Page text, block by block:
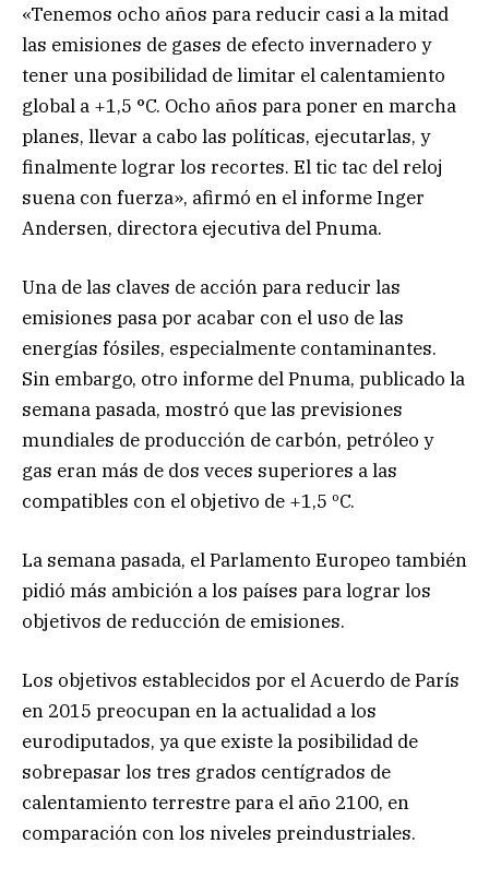
«Tenemos ocho años para reducir casi a la mitad
las emisiones de gases de efecto invernadero y
tener una posibilidad de limitar el calentamiento
global a +1,5 °C. Ocho años para poner en marcha
planes, llevar a cabo las políticas, ejecutarlas, y
finalmente lograr los recortes. El tic tac del reloj
suena con fuerza», afirmó en el informe Inger
Andersen, directora ejecutiva del Pnuma.
Una de las claves de acción para reducir las
emisiones pasa por acabar con el uso de las
energías fósiles, especialmente contaminantes.
Sin embargo, otro informe del Pnuma, publicado la
semana pasada, mostró que las previsiones
mundiales de producción de carbón, petróleo y
gas eran más de dos veces superiores a las
compatibles con el objetivo de +1,5 ºC.
La semana pasada, el Parlamento Europeo también
pidió más ambición a los países para lograr los
objetivos de reducción de emisiones.
Los objetivos establecidos por el Acuerdo de París
en 2015 preocupan en la actualidad a los
eurodiputados, ya que existe la posibilidad de
sobrepasar los tres grados centígrados de
calentamiento terrestre para el año 2100, en
comparación con los niveles preindustriales.